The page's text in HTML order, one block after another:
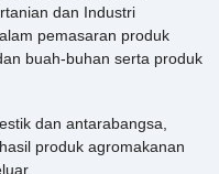
dan Industri
pemasaran produk
buah-buhan serta produk
dan antarabangsa,
produk agromakanan